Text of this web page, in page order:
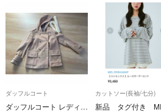
ダッフルコート
ダッフルコート レディース ミエルクリシュナ コート アウター 防寒
カットソー(長袖/七分)